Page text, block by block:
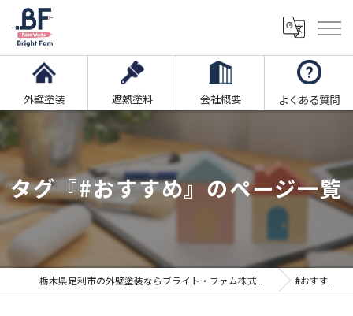
外壁塗装 遮熱塗料 会社概要 よくある質問
タグ『#おすすめ』のページ一覧
#おすすめ